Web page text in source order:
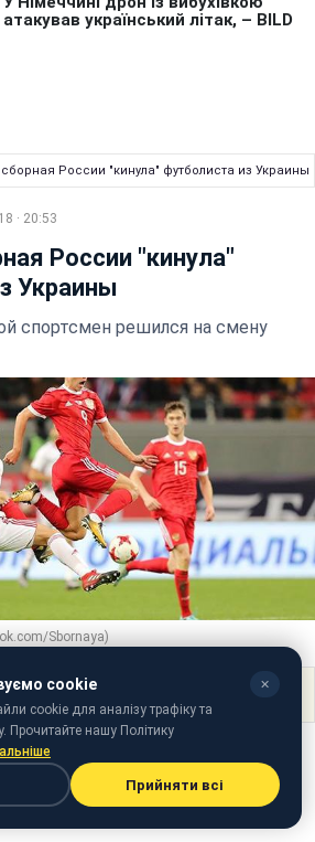
сборная России "кинула" футболиста из Украины
· 20:53
России "кинула"
Украины
спортсмен решился на смену
Sbornaya)
cookie ✕
cookie для аналізу трафіку та
Прочитайте нашу Політику
Прийняти всі